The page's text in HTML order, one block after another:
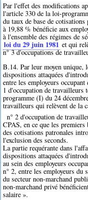
Par l'effet des modifications
l'article 330 de la loi-
du taux de base de
à 19,88 % bénéficie aux
à l'ensemble des régimes de
loi du 29 juin 1981 et qui
n° 3 d'occupations de
B.14. Par leur moyen unique,
dispositions attaquées
entre les employeurs
1 d'occupation de
programme (I) du 24
travailleurs qui relèvent de la
n° 2 d'occupation de
CPAS, en ce que les
des cotisations patronales
l'exclusion des seconds.
La partie requérante dans
dispositions attaquées
au sein des employeurs
n° 2, entre les employeurs du
du secteur non-marchand
non-marchand privé
salaire ».